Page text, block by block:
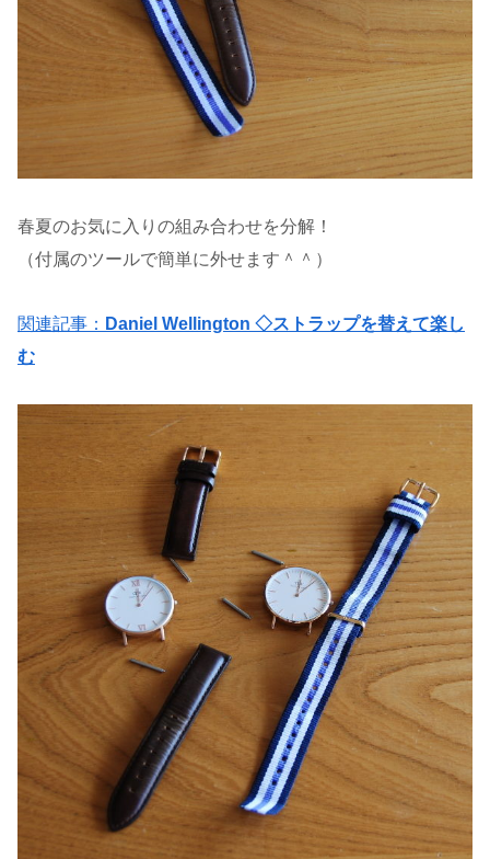
春夏のお気に入りの組み合わせを分解！
（付属のツールで簡単に外せます＾＾）
関連記事： Daniel Wellington ◇ストラップを替えて楽し
む